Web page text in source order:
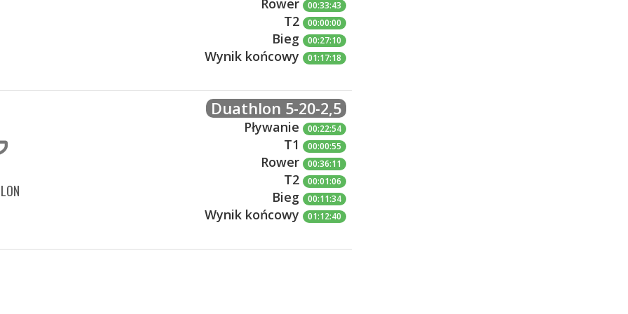
Rower 00:33:43
T2 00:00:00
Bieg 00:27:10
Wynik końcowy 01:17:18
Duathlon 5-20-2,5
Pływanie 00:22:54
T1 00:00:55
Rower 00:36:11
T2 00:01:06
Bieg 00:11:34
Wynik końcowy 01:12:40